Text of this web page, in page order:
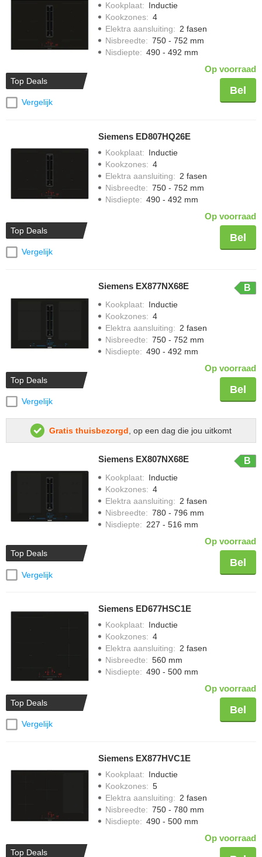
Top Deals
Vergelijk
Kookplaat: Inductie
Kookzones: 4
Elektra aansluiting: 2 fasen
Nisbreedte: 750 - 752 mm
Nisdiepte: 490 - 492 mm
Op voorraad
Bel
Top Deals
Vergelijk
Siemens ED807HQ26E
Kookplaat: Inductie
Kookzones: 4
Elektra aansluiting: 2 fasen
Nisbreedte: 750 - 752 mm
Nisdiepte: 490 - 492 mm
Op voorraad
Bel
Top Deals
Vergelijk
Siemens EX877NX68E B
Kookplaat: Inductie
Kookzones: 4
Elektra aansluiting: 2 fasen
Nisbreedte: 750 - 752 mm
Nisdiepte: 490 - 492 mm
Op voorraad
Bel
Gratis thuisbezorgd, op een dag die jou uitkomt
Top Deals
Vergelijk
Siemens EX807NX68E B
Kookplaat: Inductie
Kookzones: 4
Elektra aansluiting: 2 fasen
Nisbreedte: 780 - 796 mm
Nisdiepte: 227 - 516 mm
Op voorraad
Bel
Top Deals
Vergelijk
Siemens ED677HSC1E
Kookplaat: Inductie
Kookzones: 4
Elektra aansluiting: 2 fasen
Nisbreedte: 560 mm
Nisdiepte: 490 - 500 mm
Op voorraad
Bel
Top Deals
Siemens EX877HVC1E
Kookplaat: Inductie
Kookzones: 5
Elektra aansluiting: 2 fasen
Nisbreedte: 750 - 780 mm
Nisdiepte: 490 - 500 mm
Op voorraad